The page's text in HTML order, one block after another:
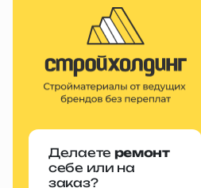
Делаете ремонт
себе или на
заказ?